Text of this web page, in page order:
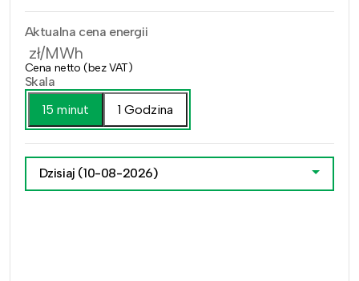
Aktualna cena energii
zł/MWh
Cena netto (bez VAT)
Skala
15 minut
1 Godzina
Dzisiaj (10-08-2026)